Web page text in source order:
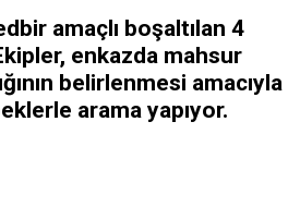
amaçlı boşaltılan 4
enkazda mahsur
belirlenmesi amacıyla
arama yapıyor.